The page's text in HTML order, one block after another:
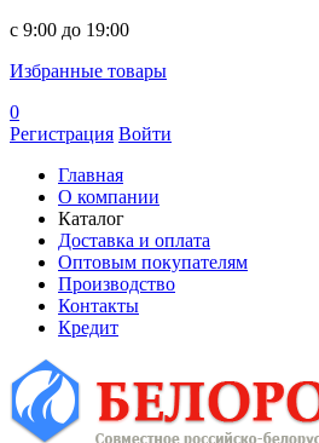
c 9:00 до 19:00
Избранные товары
0
Регистрация Войти
Главная
О компании
Каталог
Доставка и оплата
Оптовым покупателям
Производство
Контакты
Кредит